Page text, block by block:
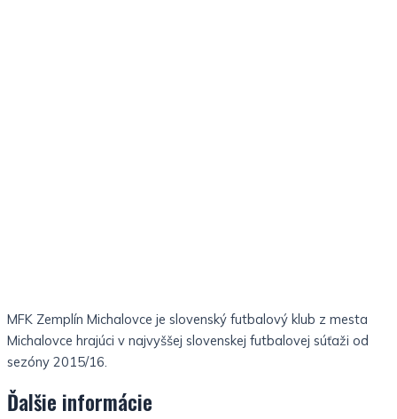
MFK Zemplín Michalovce je slovenský futbalový klub z mesta
Michalovce hrajúci v najvyššej slovenskej futbalovej súťaži od
sezóny 2015/16.
Ďalšie informácie